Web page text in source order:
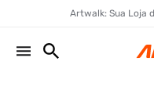
Artwalk: Sua Loja